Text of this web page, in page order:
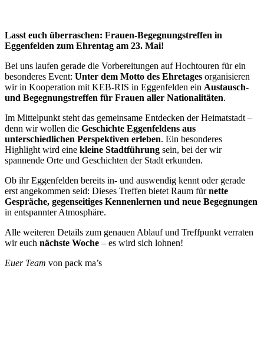
Lasst euch überraschen: Frauen-Begegnungstreffen in
Eggenfelden zum Ehrentag am 23. Mai!
Bei uns laufen gerade die Vorbereitungen auf Hochtouren für ein
besonderes Event: Unter dem Motto des Ehretages organisieren
wir in Kooperation mit KEB-RIS in Eggenfelden ein Austausch-
und Begegnungstreffen für Frauen aller Nationalitäten.
Im Mittelpunkt steht das gemeinsame Entdecken der Heimatstadt –
denn wir wollen die Geschichte Eggenfeldens aus
unterschiedlichen Perspektiven erleben. Ein besonderes
Highlight wird eine kleine Stadtführung sein, bei der wir
spannende Orte und Geschichten der Stadt erkunden.
Ob ihr Eggenfelden bereits in- und auswendig kennt oder gerade
erst angekommen seid: Dieses Treffen bietet Raum fürnette
Gespräche, gegenseitiges Kennenlernen und neue Begegnungen
in entspannter Atmosphäre.
Alle weiteren Details zum genauen Ablauf und Treffpunkt verraten
wir euch nächste Woche – es wird sich lohnen!
Euer Team von pack ma’s